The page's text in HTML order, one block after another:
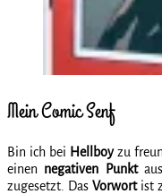
Mein Comic Senf
Bin ich bei Hellboyzu
einen negativen Punkt
zugesetzt. Das Vorwortist